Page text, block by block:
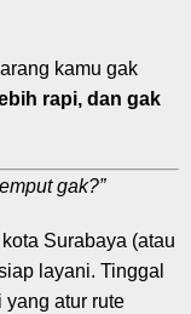
kamu gak
rapi, dan gak
gak?”
Surabaya (atau
layani. Tinggal
yang atur rute